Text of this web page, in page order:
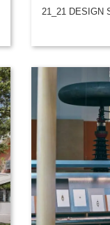
21_21 DESIGN